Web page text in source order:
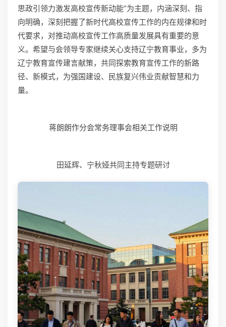
思政引领力激发高校宣传新动能”为主题，内涵深刻、指
向明确，深刻把握了新时代高校宣传工作的内在规律和时
代要求，对推动高校宣传工作高质量发展具有重要的意
义。希望与会领导专家继续关心支持辽宁教育事业，多为
辽宁教育宣传建言献策，共同探索教育宣传工作的新路
径、新模式，为强国建设、民族复兴伟业贡献智慧和力
量。
蒋朗朗作分会常务理事会相关工作说明
田延辉、宁秋娅共同主持专题研讨